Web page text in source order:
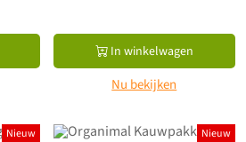
In winkelwagen
Nu bekijken
Nieuw Nieuw